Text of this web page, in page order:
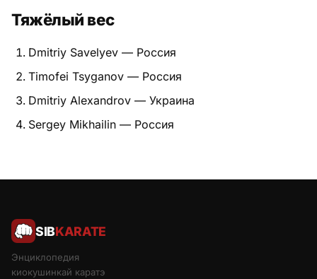
Турниры
Экипировка
Тяжёлый вес
Dmitriy Savelyev — Россия
Timofei Tsyganov — Россия
Dmitriy Alexandrov — Украина
Sergey Mikhailin — Россия
SIBKARATE
Энциклопедия
киокушинкай каратэ